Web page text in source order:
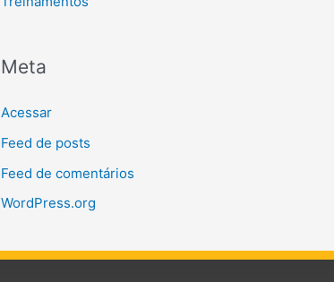
Meta
Acessar
Feed de posts
Feed de comentários
WordPress.org